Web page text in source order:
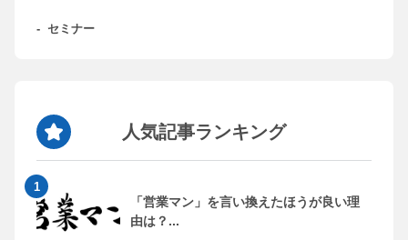
- セミナー
人気記事ランキング
「営業マン」を言い換えたほうが良い理
由は？...